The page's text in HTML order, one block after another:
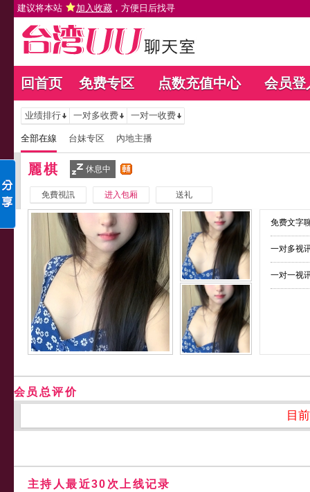
建议将本站 加入收藏 ，方便日后找寻
回首页 免费专区 点数充值中心 会员登
业绩排行 一对多收费 一对一收费
全部在線 台妹专区 內地主播
麗棋 休息中
免費視訊 进入包厢 送礼
免费文字
一对多视
一对一视
会员总评价
目
主持人最近30次上线记录